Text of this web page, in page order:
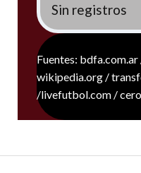
Sin registros
Fuentes:
wikipedia.org /
/livefutbol.com /